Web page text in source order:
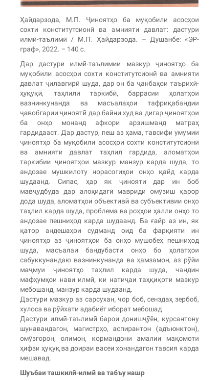
Ҳайдарзода, М.П. Ҷиноятҳо ба муқобили асосҳои
сохти конститутсионӣ ва амнияти давлат: дастури
илмӣ-таълимӣ / М.П. Ҳайдарзода. – Душанбе: «ЭР-
граф», 2022. – 140 с.
Дар дастури илмӣ-таълимии мазкур ҷиноятҳо ба
муқобили асосҳои сохти конститутсионӣ ва амнияти
давлат ҷилавгирӣ шуда, дар он ба ҷанбаҳои таърихӣ-
ҳуқуқӣ, таҳлили таркибӣ, баррасии ҳолатҳои
вазнинкунанда ва масъалаҳои тафриқабандии
ҷавобгарии ҷиноятӣ дар байни худ ва дигар ҷиноятҳои
ба онҳо монанд афкори арзишманд матраҳ
гардидааст. Дар дастур, пеш аз ҳама, тавсифи умумии
ҷиноятҳо ба муқобили асосҳои сохти конститутсионӣ
ва амнияти давлат таҳлил гардида, аломатҳои
таркибии ҷиноятҳои мазкур манзур карда шуда, то
андозае мушкилоту норасогиҳои онҳо қайд карда
шудаанд. Сипас, ҳар як ҷинояти дар ин боб
мавҷудбуда дар алоҳидагӣ мавриди омӯзиш қарор
дода шуда, аломатҳои объективӣ ва субъективии онҳо
таҳлил карда шуда, проблема ва роҳҳои ҳалли онҳо то
андозае пешниҳод карда шудаанд. Ба ғайр аз ин, як
қатор андешаҳои судманд оид ба фарқияти ин
ҷиноятҳо аз ҷиноятҳои ба онҳо мушобеҳ пешниҳод
шуда, масъалаи бандубасти онҳо бо ҳолатҳои
сабуккунандаю вазнинкунанда ва ҳамзамон, аз рӯйи
маҷмуи ҷиноятҳо таҳлил карда шуда, чандин
мафҳумҳои нави илмӣ, ки натиҷаи таҳқиқоти мазкур
мебошанд, манзур карда шудаанд.
Дастури мазкур аз сарсухан, чор боб, сенздаҳ зербоб,
хулоса ва рӯйхати адабиёт иборат мебошад
Дастури илмӣ-таълимӣ барои донишҷӯён, курсантону
шунавандагон, магистрҳо, аспирантон (адъюнктон),
омӯзгорон, олимон, кормандони амалии мақомоти
ҳифзи ҳуқуқ ва доираи васеи хонандагон тавсия карда
мешавад.
Шуъбаи ташкилӣ-илмӣ ва табъу нашр